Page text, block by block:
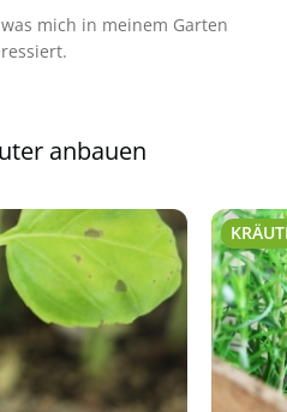
mich in meinem Garten
anbauen